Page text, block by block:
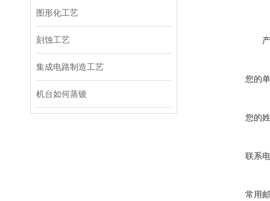
图形化工艺
刻蚀工艺
集成电路制造工艺
机台如何蒸镀
您的
您的
联系
常用